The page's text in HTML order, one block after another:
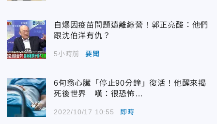
自爆因疫苗問題遠離綠營！郭正亮酸：他們
跟沈伯洋有仇？
5小時前 要聞
6旬翁心臟「停止90分鐘」復活！他醒來揭
死後世界 嘆：很恐怖…
2022/10/17 10:55 即時